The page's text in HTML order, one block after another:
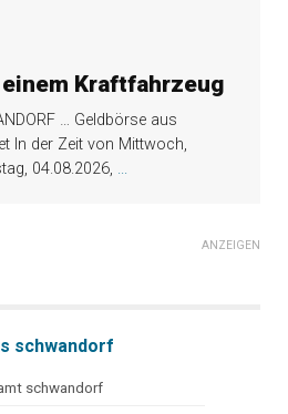
Kraftfahrzeug
… Geldbörse aus
In der Zeit von Mittwoch,
04.08.2026, ...
ANZEIGEN
schwandorf
schwandorf